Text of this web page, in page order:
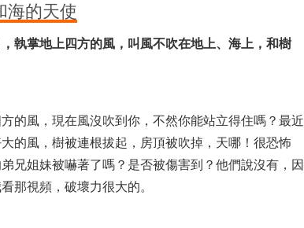
海的天使
執掌地上四方的風，叫風不吹在地上、海上，和樹
的風，現在風沒吹到你，不然你能站立得住嗎？最近
的風，樹被連根拔起，房頂被吹掉，天哪！很恐怖
兄姐妹被嚇著了嗎？是否被傷害到？他們說沒有，因
那視頻，破壞力很大的。